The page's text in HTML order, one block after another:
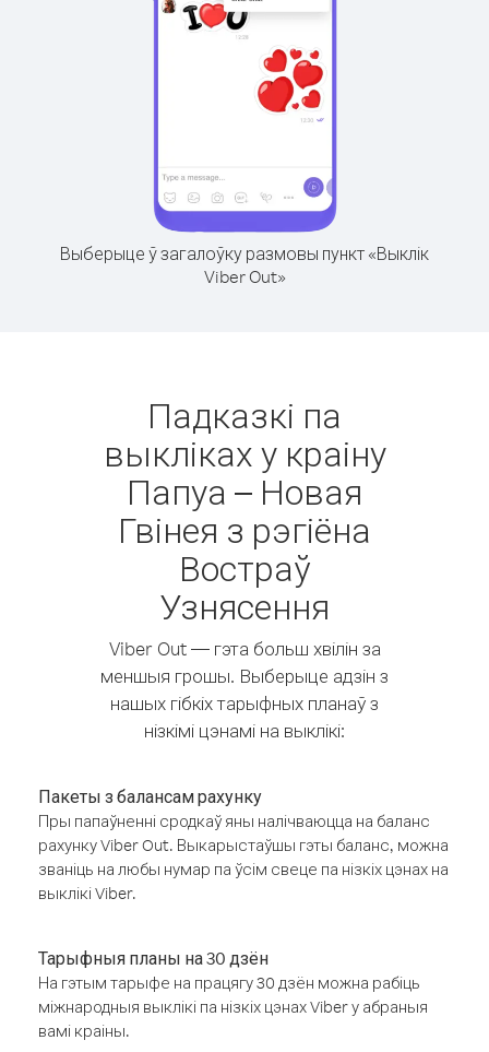
Выберыце ў загалоўку размовы пункт «Выклік
Viber Out»
Падказкі па
выкліках у краіну
Папуа – Новая
Гвінея з рэгіёна
Востраў
Узнясення
Viber Out — гэта больш хвілін за
меншыя грошы. Выберыце адзін з
нашых гібкіх тарыфных планаў з
нізкімі цэнамі на выклікі:
Пакеты з балансам рахунку
Пры папаўненні сродкаў яны налічваюцца на баланс
рахунку Viber Out. Выкарыстаўшы гэты баланс, можна
званіць на любы нумар па ўсім свеце па нізкіх цэнах на
выклікі Viber.
Тарыфныя планы на 30 дзён
На гэтым тарыфе на працягу 30 дзён можна рабіць
міжнародныя выклікі па нізкіх цэнах Viber у абраныя
вамі краіны.